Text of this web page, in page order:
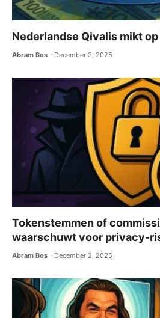
Nederlandse Qivalis mikt
Abram Bos December 3, 2025
Tokenstemmen of
waarschuwt voor privacy-
Abram Bos December 2, 2025